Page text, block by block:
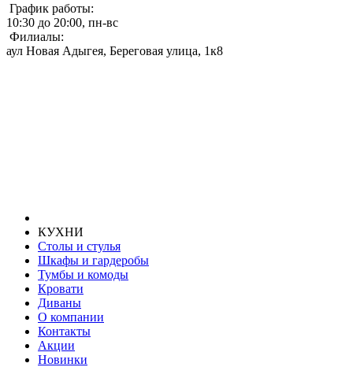
График работы:
10:30 до 20:00, пн-вс
Филиалы:
аул Новая Адыгея, Береговая улица, 1к8
КУХНИ
Столы и стулья
Шкафы и гардеробы
Тумбы и комоды
Кровати
Диваны
О компании
Контакты
Акции
Новинки